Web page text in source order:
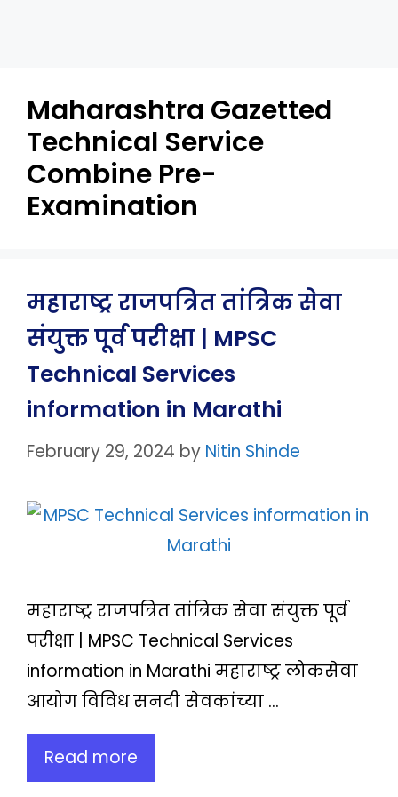
Maharashtra Gazetted
Technical Service
Combine Pre-
Examination
महाराष्ट्र राजपत्रित तांत्रिक सेवा
संयुक्त पूर्व परीक्षा | MPSC
Technical Services
information in Marathi
February 29, 2024 by Nitin Shinde
महाराष्ट्र राजपत्रित तांत्रिक सेवा संयुक्त पूर्व
परीक्षा | MPSC Technical Services
information in Marathi महाराष्ट्र लोकसेवा
आयोग विविध सनदी सेवकांच्या …
Read more